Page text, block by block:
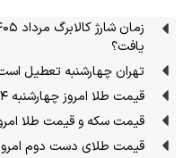
یافت؟
تهران چهارشنبه تعطیل
قیمت طلا امروز چهارشنبه ۱۴ مرداد ۱۴۰۵ / طلای ۱۸ عیار امروز چند؟
قیمت سکه و قیمت طلا امروز سه‌شنبه ۱۳
قیمت طلای دست دوم امروز چهارشنبه